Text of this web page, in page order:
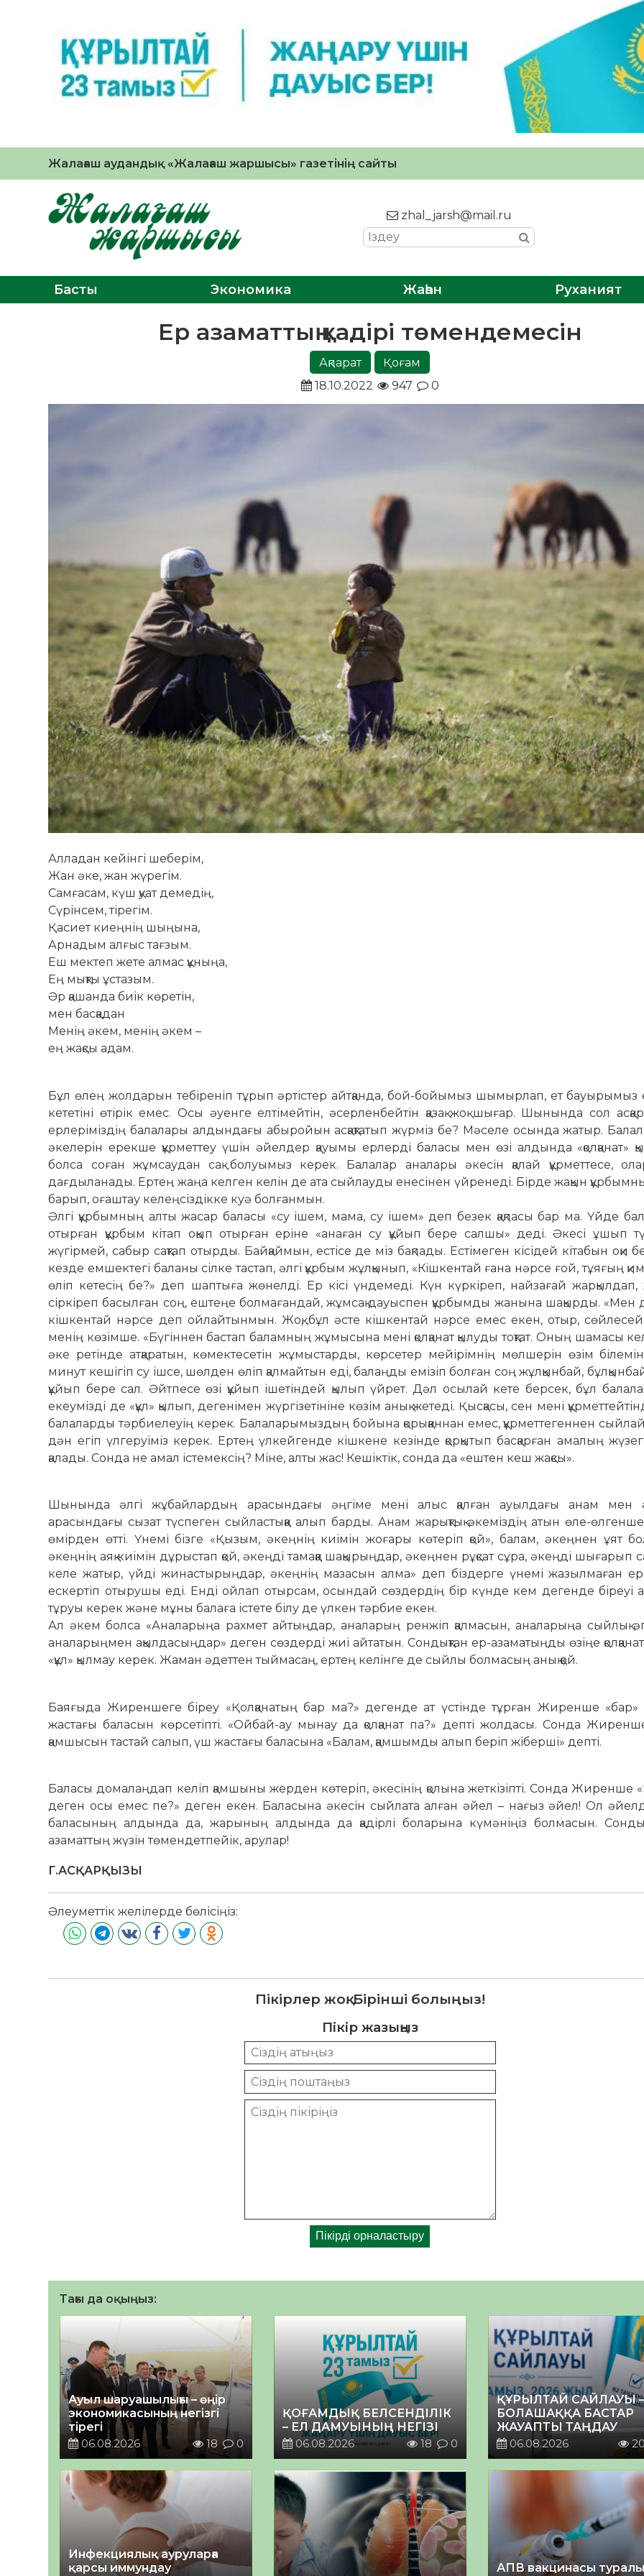
Жалағаш аудандық «Жалағаш жаршысы» газетінің сайты
zhal_jarsh@mail.ru
Басты Экономика Жаһан Руханият
Ер азаматтың қадірі төмендемесін
Ақпарат
Қоғам
18.10.2022
947 0
Алладан кейінгі шеберім,
Жан әке, жан жүрегім.
Самғасам, күш қуат демедің,
Сүрінсем, тірегім.
Қасиет киеңнің шыңына,
Арнадым алғыс тағзым.
Еш мектеп жете алмас құныңа,
Ең мықты ұстазым.
Әр қашанда биік көретін,
мен басқадан
Менің әкем, менің әкем –
ең жақсы адам.
Бұл өлең жолдарын тебіреніп тұрып әртістер айтқанда, бой-бойымыз шымырлап, ет бауырымыз
кететіні өтірік емес. Осы әуенге елтімейтін, әсерленбейтін қазақ жоқ шығар. Шынында сол
ерлеріміздің балалары алдындағы абыройын асқақтатып жүрміз бе? Мәселе осында жатыр.
әкелерін ерекше құрметтеу үшін әйелдер қауымы ерлерді баласы мен өзі алдында «қолқанат»
болса соған жұмсаудан сақ болуымыз керек. Балалар аналары әкесін қалай құрметтесе,
дағдыланады. Ертең жаңа келген келін де ата сыйлауды енесінен үйренеді. Бірде жақын
барып, оғаштау келеңсіздікке куә болғанмын.
Әлгі құрбымның алты жасар баласы «су ішем, мама, су ішем» деп безек қақпасы бар ма. Үйде
отырған құрбым кітап оқып отырған еріне «анаған су құйып бере салшы» деді. Әкесі ұшып
жүгірмей, сабыр сақтап отырды. Байқаймын, естісе де міз бақпады. Естімеген кісідей кітабын оқи
кезде емшектегі баланы сілке тастап, әлгі құрбым жұлқынып, «Кішкентай ғана нәрсе ғой, тұяғың
өліп кетесің бе?» деп шаптыға жөнелді. Ер кісі үндемеді. Күн күркіреп, найзағай
сіркіреп басылған соң, ештеңе болмағандай, жұмсақ дауыспен құрбымды жанына шақырды. «Мен
кішкентай нәрсе деп ойлайтынмын. Жоқ, бұл әсте кішкентай нәрсе емес екен, отыр,
менің көзімше. «Бүгіннен бастап баламның жұмысына мені қолқанат қылуды тоқтат. Оның шамасы
әке ретінде атқаратын, көмектесетін жұмыстарды, көрсетер мейірімнің мөлшерін өзім
минут кешігіп су ішсе, шөлден өліп қалмайтын еді, балаңды емізіп болған соң жұлқынбай,
құйып бере сал. Әйтпесе өзі құйып ішетіндей қылып үйрет. Дәл осылай кете берсек, бұл
екеумізді де «құл» қылып, дегенімен жүргізетініне көзім анық жетеді. Қысқасы, сен мені
балаларды тәрбиелеуің керек. Балаларымыздың бойына қорық­қан­нан емес, құрметтегеннен
дән егіп үлгеруіміз керек. Ертең үлкейгенде кішкене кезінде қорқытып басқарған амалың
қалады. Сонда не амал істемексің? Міне, алты жас! Кешіктік, сонда да «ештен кеш жақсы».
Шынында әлгі жұбайлардың арасындағы әңгіме мені алыс қалған ауылдағы анам мен
арасындағы сызат түспеген сыйластыққа алып барды. Анам жарықтық әкеміздің атын өле-
өмірден өтті. Үнемі бізге «Қызым, әкеңнің киімін жоғары көтеріп қой», балам, әкеңнен ұят
әкеңнің аяқ киімін дұрыстап қой, әкеңді тамаққа шақырыңдар, әкеңнен рұқсат сұра, әкеңді шығарып
келе жатыр, үйді жинастырыңдар, әкеңнің мазасын алма» деп біздерге үнемі жазылмаған
ескертіп отырушы еді. Енді ойлап отырсам, осындай сөздердің бір күнде кем дегенде біреуі
тұруы керек және мұны балаға істете білу де үлкен тәрбие екен.
Ал әкем болса «Аналарыңа рахмет айтыңдар, аналарың ренжіп қалмасын, аналарыңа сыйлық
аналарыңмен ақылдасыңдар» деген сөздерді жиі айтатын. Сондықтан ер-азаматыңды өзіңе
«құл» қылмау керек. Жаман әдеттен тыймасаң, ертең келінге де сыйлы болмасың анық қой.
Баяғыда Жиреншеге біреу «Қолқанатың бар ма?» дегенде ат үстінде тұрған Жиренше
жастағы баласын көрсетіпті. «Ойбай-ау мынау да қолқанат па?» депті жолдасы. Сонда
қамшысын тастай салып, үш жастағы баласына «Балам, қамшымды алып беріп жіберші» депті.
Баласы домалаңдап келіп қам­шыны жерден көтеріп, әкесінің қолына жеткізіпті. Сонда Жиренше
деген осы емес пе?» деген екен. Баласына әкесін сыйлата алған әйел – нағыз әйел! Ол
баласының алдында да, жарының алдында да қадірлі боларына күмәніңіз болмасын.
азаматтың жүзін төмендетпейік, арулар!
Г.АСҚАРҚЫЗЫ
Әлеуметтік желілерде бөлісіңіз:
Пікірлер жоқ. Бірінші болыңыз!
Пікір жазыңыз
Тағы да оқыңыз:
Ауыл шаруашылығы – өңір
экономикасының негізгі
тірегі
06.08.2026
18 0
ҚОҒАМДЫҚ БЕЛСЕНДІЛІК
– ЕЛ ДАМУЫНЫҢ НЕГІЗІ
06.08.2026
18 0
ҚҰРЫЛТАЙ САЙЛАУЫ –
БОЛАШАҚҚА БАСТАР
ЖАУАПТЫ ТАҢДАУ
06.08.2026
20
Инфекциялық ауруларға
қарсы иммундау
АПВ вакцинасы туралы